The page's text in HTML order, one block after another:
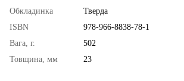
Обкладинка
Тверда
ISBN
978-966-8838-78-1
Вага, г.
502
Товщина, мм
23